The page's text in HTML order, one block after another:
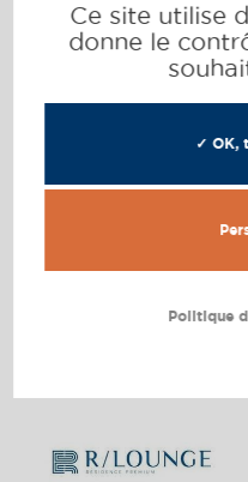
Une architecture
Un emplacement
Ce site utilise
donne le
✓ OK,
Politique